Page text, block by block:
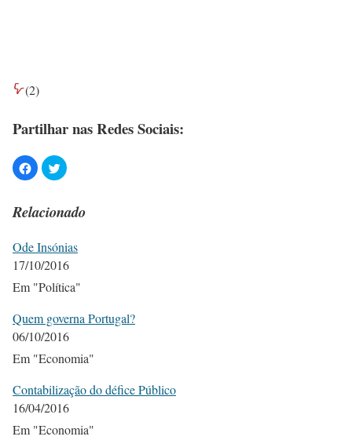
(2)
Partilhar nas Redes Sociais:
Relacionado
Ode Insónias
17/10/2016
Em "Política"
Quem governa Portugal?
06/10/2016
Em "Economia"
Contabilização do défice Público
16/04/2016
Em "Economia"